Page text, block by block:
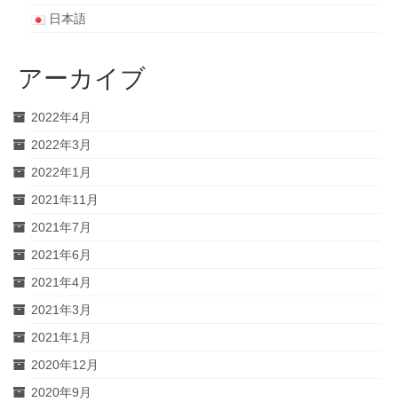
日本語
アーカイブ
2022年4月
2022年3月
2022年1月
2021年11月
2021年7月
2021年6月
2021年4月
2021年3月
2021年1月
2020年12月
2020年9月